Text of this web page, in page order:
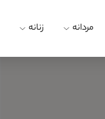
مردانه زنانه